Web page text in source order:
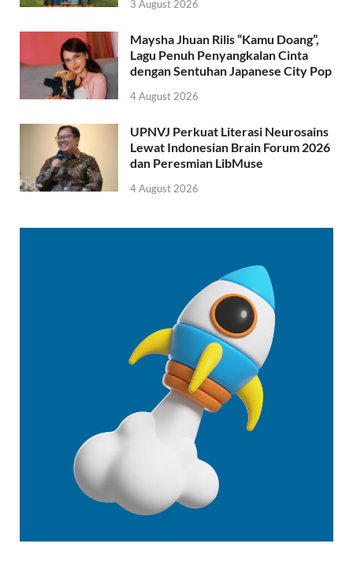
3 August 2026
Maysha Jhuan Rilis “Kamu Doang”,
Lagu Penuh Penyangkalan Cinta
dengan Sentuhan Japanese City Pop
4 August 2026
UPNVJ Perkuat Literasi Neurosains
Lewat Indonesian Brain Forum 2026
dan Peresmian LibMuse
4 August 2026